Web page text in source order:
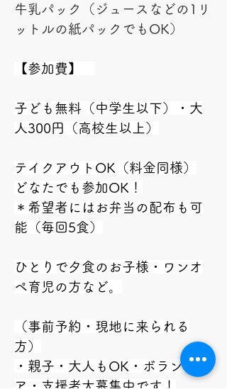
牛乳パック（ジュースなどの1リ
ットルの紙パックでもOK）
【参加費】
子ども無料（中学生以下）・大
人300円（高校生以上）
テイクアウトOK（料金同様）
どなたでも参加OK！
＊希望者にはお弁当の配布も可
能（毎回5食）
ひとりで夕食のお子様・ワンオ
ペ育児の方など。
（事前予約・現地に来られる
方）
・親子・大人もOK・ボランティ
ア・支援者大募集中です！